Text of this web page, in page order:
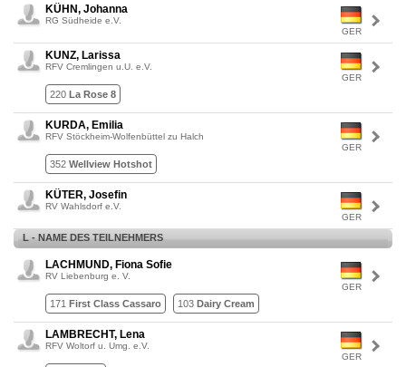
GER
KÜHN, Johanna
RG Südheide e.V.
GER
KUNZ, Larissa
RFV Cremlingen u.U. e.V.
220 La Rose 8
GER
KURDA, Emilia
RFV Stöckheim-Wolfenbüttel zu Halch
352 Wellview Hotshot
GER
KÜTER, Josefin
RV Wahlsdorf e.V.
L - NAME DES TEILNEHMERS
GER
LACHMUND, Fiona Sofie
RV Liebenburg e. V.
171 First Class Cassaro 103 Dairy Cream
GER
LAMBRECHT, Lena
RFV Woltorf u. Umg. e.V.